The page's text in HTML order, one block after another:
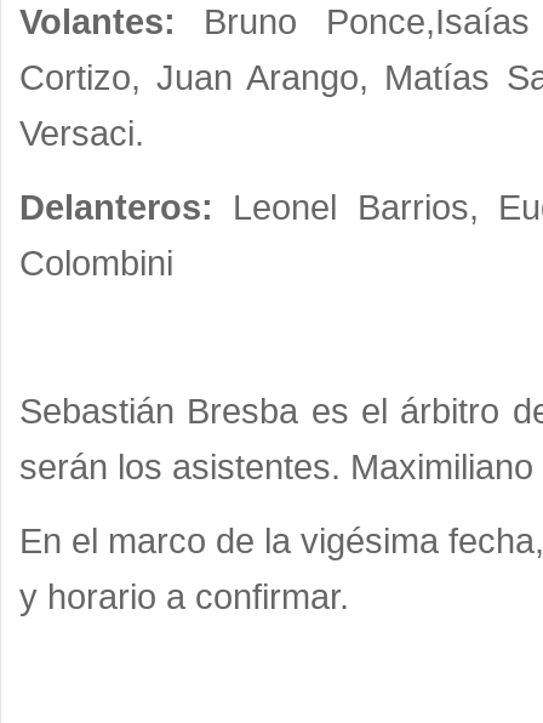
Volantes: Bruno
Cortizo, Juan Arango, Matías
Versaci.
Delanteros: Leonel Barrios,
Colombini
Sebastián Bresba es el árbitro
serán los asistentes.
En el marco de la vigésima
y horario a confirmar.